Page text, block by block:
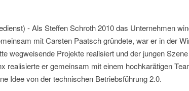
- Als Steffen Schroth 2010 das Unternehmen
mit Carsten Paatsch gründete, war er in der
wegweisende Projekte realisiert und der jungen
realisierte er gemeinsam mit einem hochkarätigen
Idee von der technischen Betriebsführung 2.0.